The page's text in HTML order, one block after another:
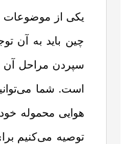
یکی از موضوعات
چین باید به آن
سپردن مراحل آن
است. شما
هوایی محموله
توصیه می‌کنیم